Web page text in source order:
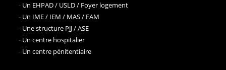
- Un EHPAD / USLD / Foyer logement
- Un IME / IEM / MAS / FAM
- Une structure PJJ / ASE
- Un centre hospitalier
- Un centre pénitentiaire